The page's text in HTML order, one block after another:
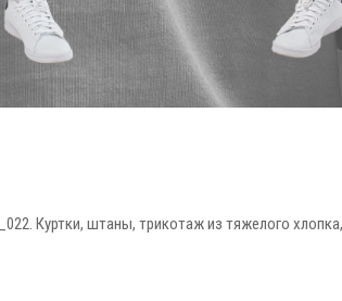
Куртки, штаны, трикотаж из тяжелого